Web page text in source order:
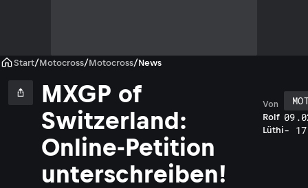
Start/Motocross/Motocross/News
MXGP of
Switzerland:
Online-Petition
unterschreiben!
Rolf
Lüthi
Von
-